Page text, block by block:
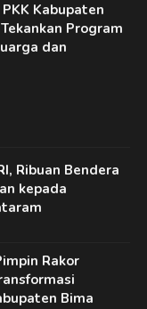
Kabupaten
Program
dan
Ribuan Bendera
kepada
Rakor
Bima